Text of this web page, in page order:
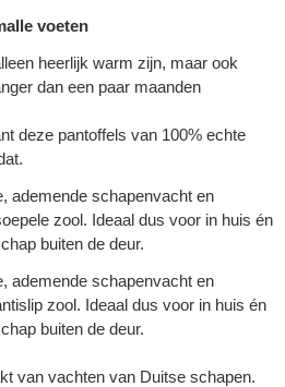
voeten
heerlijk warm zijn, maar ook
dan een paar maanden
deze pantoffels van 100% echte
ademende schapenvacht en
zool. Ideaal dus voor in huis én
buiten de deur.
ademende schapenvacht en
zool. Ideaal dus voor in huis én
buiten de deur.
van vachten van Duitse schapen.